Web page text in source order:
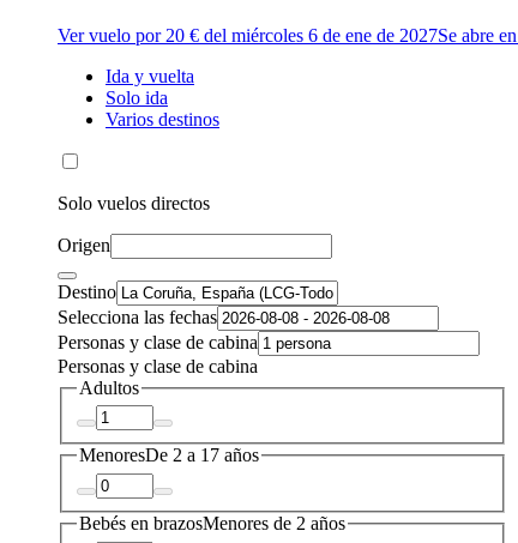
Ver vuelo por 20 € del miércoles 6 de ene de 2027Se abre
Ida y vuelta
Solo ida
Varios destinos
Solo vuelos directos
Origen
Destino
Selecciona las fechas
Personas y clase de cabina
Personas y clase de cabina
Adultos
MenoresDe 2 a 17 años
Bebés en brazosMenores de 2 años